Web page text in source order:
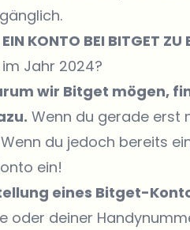
KONTO BEI BITGET ZU
Jahr 2024?
wir Bitget mögen,
Wenn du gerade erst
du jedoch bereits
ein!
eines Bitget-
oder deiner